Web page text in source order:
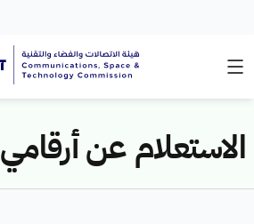
الاستعلام عن أرقامي